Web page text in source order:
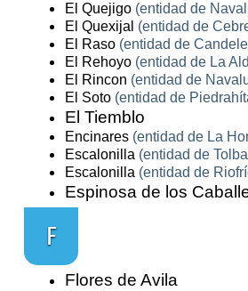
El Quejigo (entidad de
El Quexijal (entidad de
El Raso (entidad de
El Rehoyo (entidad de La
El Rincon (entidad de
El Soto (entidad de
El Tiemblo
Encinares (entidad de La
Escalonilla (entidad de
Escalonilla (entidad de
Espinosa de los
F
Flores de Avila